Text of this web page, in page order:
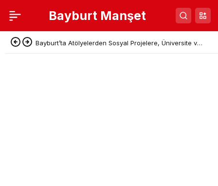
Bayburt Manşet
Bayburt’ta Atölyelerden Sosyal Projelere, Üniversite ve